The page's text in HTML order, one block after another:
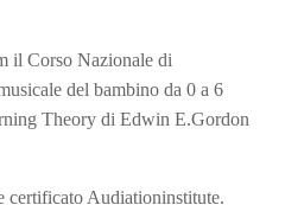
il Corso Nazionale di
del bambino da 0 a 6
Theory di Edwin E.Gordon
certificato Audiationinstitute.